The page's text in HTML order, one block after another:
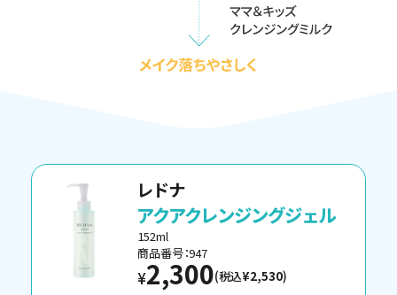
レドナ
アクアクレンジングジェル
152ml
商品番号：947
¥2,300(税込¥2,530)